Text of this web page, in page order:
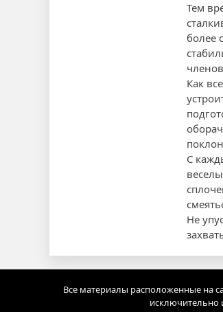
Тем
более
Как
С
Не
Все материалы расположенные на
исключительно